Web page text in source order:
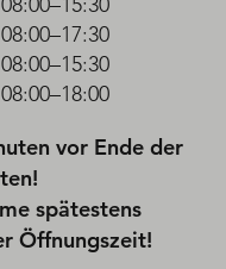
08:00–17:30
08:00–15:30
08:00–18:00
vor Ende der
spätestens
Öffnungszeit!